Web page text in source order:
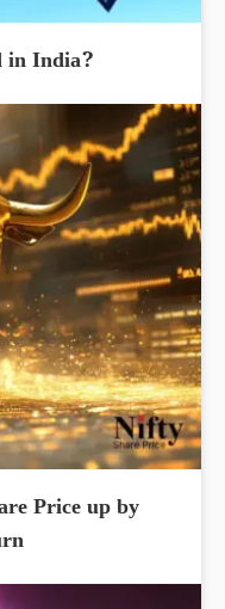
in India?
Price up by